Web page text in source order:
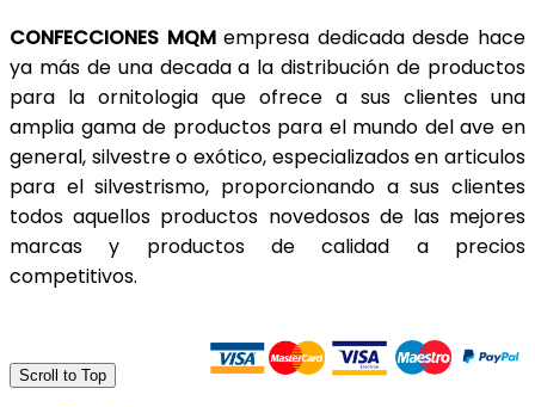
CONFECCIONES MQMempresa dedicada desde hace
ya más de una decada a la distribución de productos
para la ornitologia que ofrece a sus clientes una
amplia gama de productos para el mundo del ave en
general, silvestre o exótico, especializados en articulos
para el silvestrismo, proporcionando a sus clientes
todos aquellos productos novedosos de las mejores
marcas y productos de calidad a precios
competitivos.
Scroll to Top